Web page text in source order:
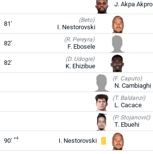
J. Akpa Akpro
81' (Beto)
I. Nestorovski
82' (R. Pereyra)
F. Ebosele
82' (D. Udogie)
K. Ehizibue
(F. Caputo)
N. Cambiaghi
(T. Baldanzi)
L. Cacace
(P. Stojanović)
T. Ebuehi
90' +4 I. Nestorovski